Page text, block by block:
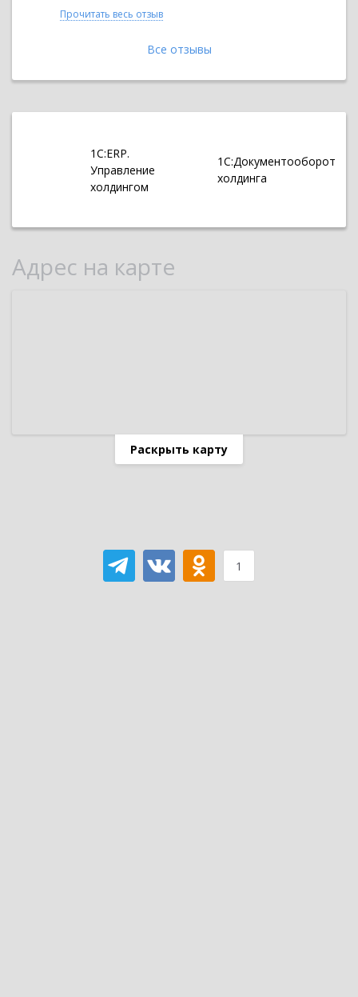
Прочитать весь отзыв
Все отзывы
1С:ERP.
Управление
холдингом
1С:Документооборот
холдинга
Адрес на карте
Раскрыть карту
1